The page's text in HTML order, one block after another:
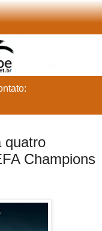
quatro
Champions